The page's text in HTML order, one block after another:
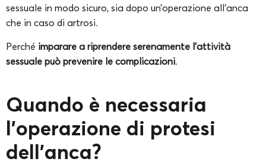
sessuale in modo sicuro, sia dopo un’operazione all’anca
che in caso di artrosi.
Perché imparare a riprendere serenamente l’attività
sessuale può prevenire le complicazioni.
Quando è necessaria
l’operazione di protesi
dell’anca?